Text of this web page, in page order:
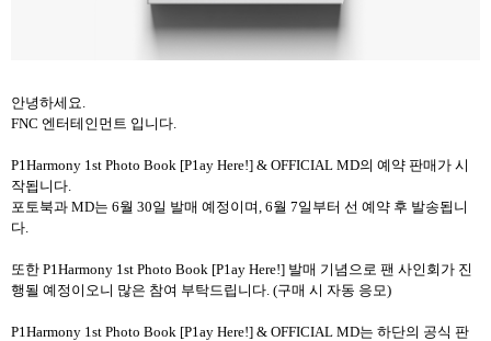
안녕하세요.
FNC 엔터테인먼트 입니다.
P1Harmony 1st Photo Book [P1ay Here!] & OFFICIAL MD의 예약 판매가 시
작됩니다.
포토북과 MD는 6월 30일 발매 예정이며, 6월 7일부터 선 예약 후 발송됩니
다.
또한 P1Harmony 1st Photo Book [P1ay Here!] 발매 기념으로 팬 사인회가 진
행될 예정이오니 많은 참여 부탁드립니다. (구매 시 자동 응모)
P1Harmony 1st Photo Book [P1ay Here!] & OFFICIAL MD는 하단의 공식 판